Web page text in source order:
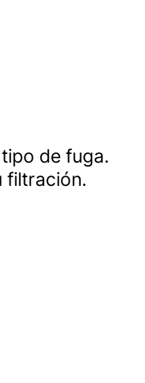
de fuga.
filtración.